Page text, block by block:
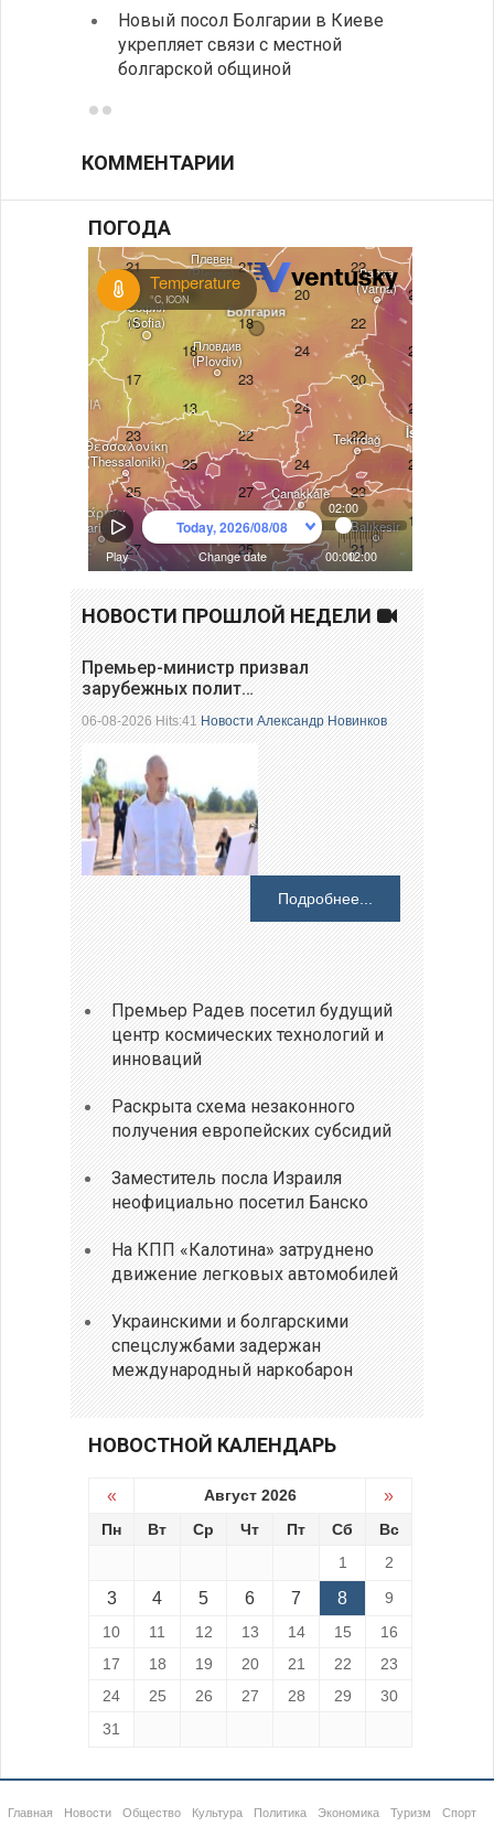
Новый посол Болгарии в Киеве
укрепляет связи с местной
болгарской общиной
КОММЕНТАРИИ
ПОГОДА
НОВОСТИ ПРОШЛОЙ НЕДЕЛИ
Премьер-министр призвал
зарубежных полит…
06-08-2026 Hits:41Новости Александр Новинков
Подробнее...
Премьер Радев посетил будущий
центр космических технологий и
инноваций
Раскрыта схема незаконного
получения европейских субсидий
Заместитель посла Израиля
неофициально посетил Банско
На КПП «Калотина» затруднено
движение легковых автомобилей
Украинскими и болгарскими
спецслужбами задержан
международный наркобарон
НОВОСТНОЙ КАЛЕНДАРЬ
« Август 2026 »
Пн Вт Ср Чт Пт Сб
Вс
1
2
3 4 5 6 7 8
9
10
11 12 13 14 15
16
17
18 19 20 21 22
23
24
25 26 27 28 29
30
31
Главная Новости Общество Культура Политика Экономика Туризм Спорт